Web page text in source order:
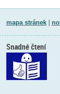
mapa stránek|
Snadné čtení